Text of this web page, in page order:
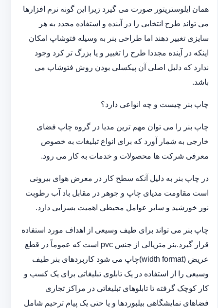
همان ایلوستریتور صورت می گیرد زیرا این گونه نرم افزارها
می تواند طرح انتخابی را در آینده و استفاده مجدد به هر
سایزی تغییر دهند اما طراحی بنر به وسیله فتوشاپ امکان
اینکه در آینده مجددا طرح را تغییر و یا بزرگ تر کرد وجود
ندارد که دلیل اصلی آن پیکسلی بودن روش فتوشاپ می
باشد.
چاپ بنر چیست و چه انواعی دارد؟
چاپ بنر را می توان مهم ترین مدیا در گروه چاپ فضای
خارجی به شمار آورد که برای انواع تبلیغات به خصوص
معرفی شرکت ها محصولات و خدمات به کار می رود.
در چاپ بنر به دلیل آنکه سطح کار در معرض هوای بیرونی
است مقاومت مدیای چاپ و جوهر در مقابل باد آب رطوبت
نور خورشید و سایر عوامل محیطی اهمیت بسزایی دارد.
چاپ بنر می تواند برای طیف وسیعی از اهداف مورد استفاده
قرار گیرد.بنر متریالی از جنس pvc است که عموماً در قطع
عریض (width format)چاپ می شود کاربردهای بنر طیف
وسیعی را از استفاده در یک تابلوی تبلیغاتی برای یک کسب و
کار کوچک گرفته تا تابلوهای تبلیغاتی در مراکز تجاری
فضاهای نمایشگاهی بیلبوردها و یا حتی یک پیام ترحیم شامل